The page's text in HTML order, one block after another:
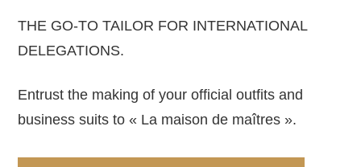
THE GO-TO TAILOR FOR INTERNATIONAL
DELEGATIONS.
Entrust the making of your official outfits and
business suits to « La maison de maîtres ».